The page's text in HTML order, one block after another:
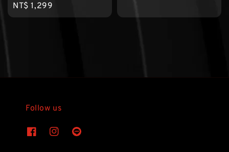
Regular
price
NT$ 1,299
Follow us